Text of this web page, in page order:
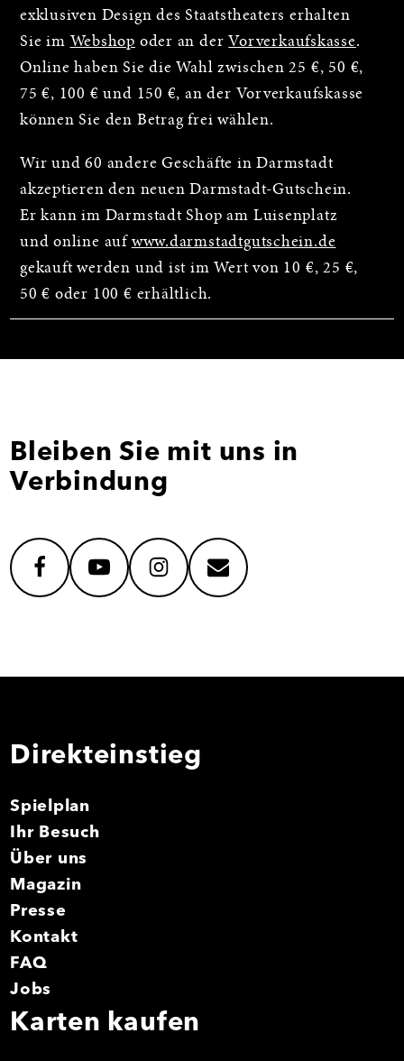
exklusiven Design des Staatstheaters erhalten
Sie im Webshop oder an der Vorverkaufskasse.
Online haben Sie die Wahl zwischen 25 €, 50 €,
75 €, 100 € und 150 €, an der Vorverkaufskasse
können Sie den Betrag frei wählen.
Wir und 60 andere Geschäfte in Darmstadt
akzeptieren den neuen Darmstadt-Gutschein.
Er kann im Darmstadt Shop am Luisenplatz
und online auf www.darmstadtgutschein.de
gekauft werden und ist im Wert von 10 €, 25 €,
50 € oder 100 € erhältlich.
Bleiben Sie mit uns in
Verbindung
facebookyoutubeinstagrammail
Direkteinstieg
Spielplan
Ihr Besuch
Über uns
Magazin
Presse
Kontakt
FAQ
Jobs
Karten kaufen